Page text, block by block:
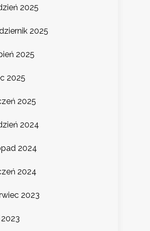
2025
2025
2025
2025
2025
2024
2024
2024
2023